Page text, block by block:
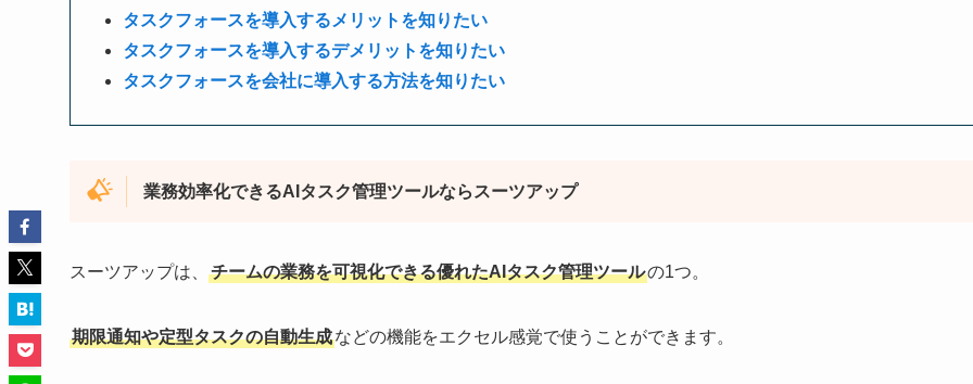
タスクフォースを導入するメリットを知りたい
タスクフォースを導入するデメリットを知りたい
タスクフォースを会社に導入する方法を知りたい
業務効率化できるAIタスク管理ツールならスーツアップ
スーツアップは、 チームの業務を可視化できる優れたAIタスク管理ツールの1つ。
期限通知や定型タスクの自動生成などの機能をエクセル感覚で使うことができます。